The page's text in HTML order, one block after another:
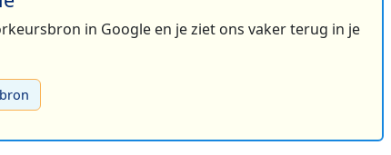
in Google en je ziet ons vaker terug in je